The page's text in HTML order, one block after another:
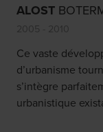
ALOST
2005 - 2010
Ce vaste
d’urbanisme
s’intègre
urbanistique